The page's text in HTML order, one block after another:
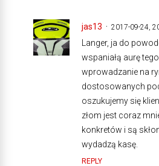
jas13 2017-09-24,
Langer, ja do
wspaniałą aurę
wprowadzanie na
dostosowanych
oszukujemy się
złom jest coraz
konkretów i są
wydadzą kasę.
REPLY